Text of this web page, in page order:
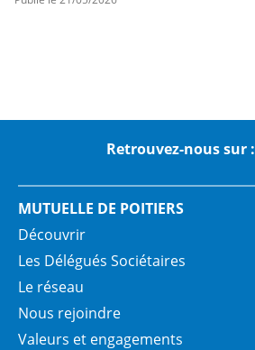
Retrouvez-nous sur :
MUTUELLE DE POITIERS
Découvrir
Les Délégués Sociétaires
Le réseau
Nous rejoindre
Valeurs et engagements